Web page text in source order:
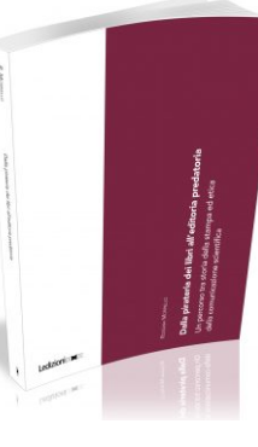
eBook in ePub
Scegli